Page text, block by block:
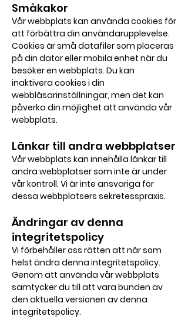
Småkakor
Vår webbplats kan använda cookies för
att förbättra din användarupplevelse.
Cookies är små datafiler som placeras
på din dator eller mobila enhet när du
besöker en webbplats. Du kan
inaktivera cookies i din
webbläsarinställningar, men det kan
påverka din möjlighet att använda vår
webbplats.
Länkar till andra webbplatser
Vår webbplats kan innehålla länkar till
andra webbplatser som inte är under
vår kontroll. Vi är inte ansvariga för
dessa webbplatsers sekretesspraxis.
Ändringar av denna
integritetspolicy
Vi förbehåller oss rätten att när som
helst ändra denna integritetspolicy.
Genom att använda vår webbplats
samtycker du till att vara bunden av
den aktuella versionen av denna
integritetspolicy.